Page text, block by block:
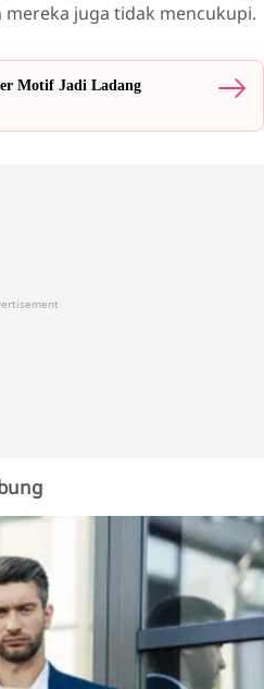
juga tidak mencukupi.
Motif Jadi Ladang